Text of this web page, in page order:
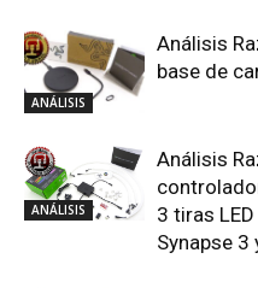
ANÁLISIS
Análisis
base de
ANÁLISIS
Análisis
3 tiras
Synapse 3